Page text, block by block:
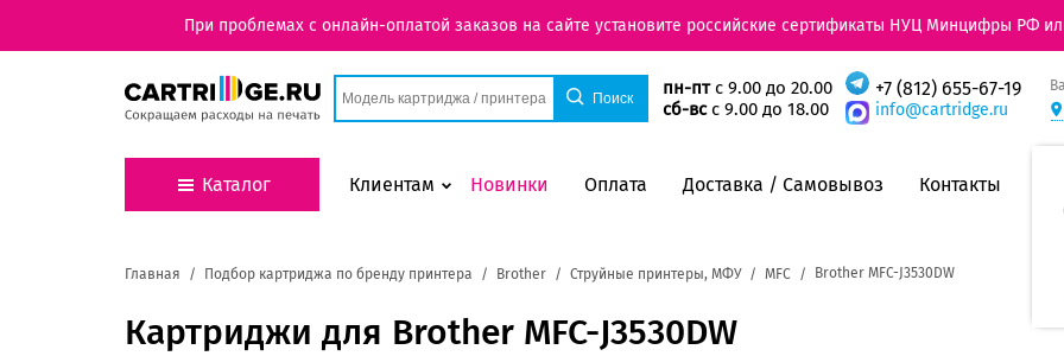
При проблемах с онлайн-оплатой заказов на сайте установите российские сертификаты НУЦ Минцифры РФ
пн-птс 9.00 до 20.00
сб-всс 9.00 до 18.00
+7 (812) 655-67-19
info@cartridge.ru
Каталог Клиентам Новинки Оплата Доставка / Самовывоз Контакты
Главная Подбор картриджа по бренду принтера Brother Струйные принтеры, МФУ MFC Brother MFC-J3530DW
Картриджи для Brother MFC-J3530DW